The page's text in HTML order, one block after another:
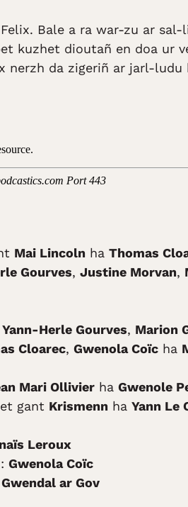
Bale a ra war-zu ar
kuzhet dioutañ en doa ur
nerzh da zigeriñ ar jarl-
Mai Lincoln ha Thomas
Gourves, Justine Morvan,
Yann-Herle Gourves, Marion
Cloarec, Gwenola Coïc ha
Mari Ollivier ha Gwenole
gant Krismenn ha Yann Le
Leroux
Gwenola Coïc
Gwendal ar Gov